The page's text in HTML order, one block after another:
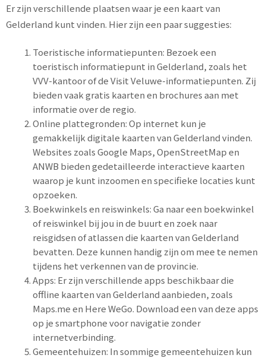
Er zijn verschillende plaatsen waar je een kaart van
Gelderland kunt vinden. Hier zijn een paar suggesties:
Toeristische informatiepunten: Bezoek een
toeristisch informatiepunt in Gelderland, zoals het
VVV-kantoor of de Visit Veluwe-informatiepunten. Zij
bieden vaak gratis kaarten en brochures aan met
informatie over de regio.
Online plattegronden: Op internet kun je
gemakkelijk digitale kaarten van Gelderland vinden.
Websites zoals Google Maps, OpenStreetMap en
ANWB bieden gedetailleerde interactieve kaarten
waarop je kunt inzoomen en specifieke locaties kunt
opzoeken.
Boekwinkels en reiswinkels: Ga naar een boekwinkel
of reiswinkel bij jou in de buurt en zoek naar
reisgidsen of atlassen die kaarten van Gelderland
bevatten. Deze kunnen handig zijn om mee te nemen
tijdens het verkennen van de provincie.
Apps: Er zijn verschillende apps beschikbaar die
offline kaarten van Gelderland aanbieden, zoals
Maps.me en Here WeGo. Download een van deze apps
op je smartphone voor navigatie zonder
internetverbinding.
Gemeentehuizen: In sommige gemeentehuizen kun